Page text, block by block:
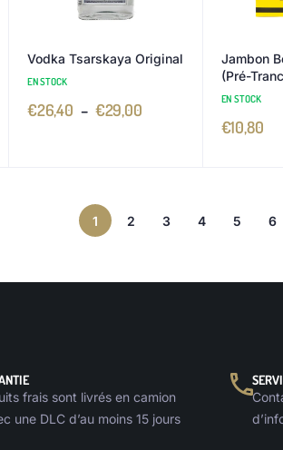
Vodka Tsarskaya Original
EN STOCK
€26,40 – €29,00
Jambon
(Pré-
EN STOCK
€10,80
1 2 3 4 5 6
frais sont livrés en camion
une DLC d’au moins 15 jours